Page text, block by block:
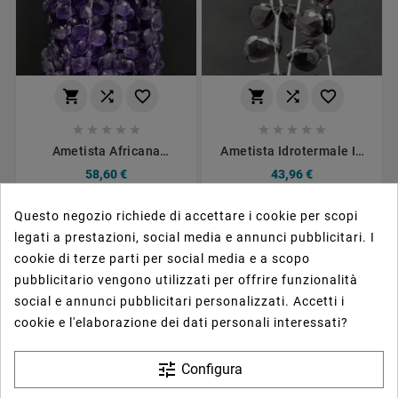
  
    
Ametista Africana
Forma Goccia Piatto
58,60 €
  
    
Ametista Idrotermale In
Piatto Sfaccettato A
43,96 €
Questo negozio richiede di accettare i cookie per scopi
legati a prestazioni, social media e annunci pubblicitari. I
cookie di terze parti per social media e a scopo
pubblicitario vengono utilizzati per offrire funzionalità
social e annunci pubblicitari personalizzati. Accetti i
cookie e l'elaborazione dei dati personali interessati?
tune Configura